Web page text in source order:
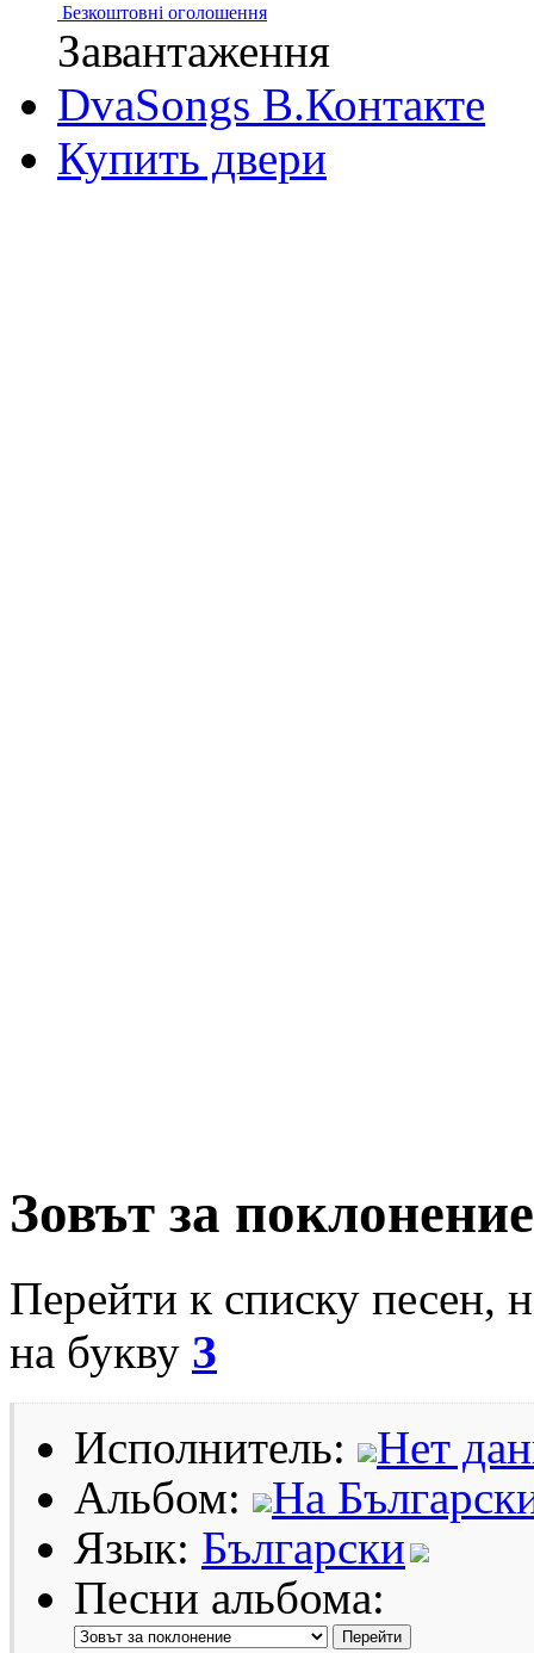
Безкоштовні оголошення
Завантаження
DvaSongs В.Контакте
Купить двери
Зовът за поклонение
Перейти к списку песен,
на букву З
Исполнитель:
Нет
Альбом:
На
Язык: Български
Песни альбома: